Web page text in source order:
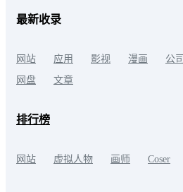
最新收录
网站 应用 影视 漫画 公司
网盘
文章
排行榜
网站 虚拟人物 画师 Coser